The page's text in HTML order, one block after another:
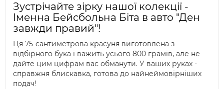
Зустрічайте зірку нашої колекції -
Іменна Бейсбольна Біта в авто "Ден
завжди правий"!
Ця 75-сантиметрова красуня виготовлена з
відбірного бука і важить усього 800 грамів, але не
дайте цим цифрам вас обманути. У ваших руках -
справжня блискавка, готова до найнеймовірніших
подач!